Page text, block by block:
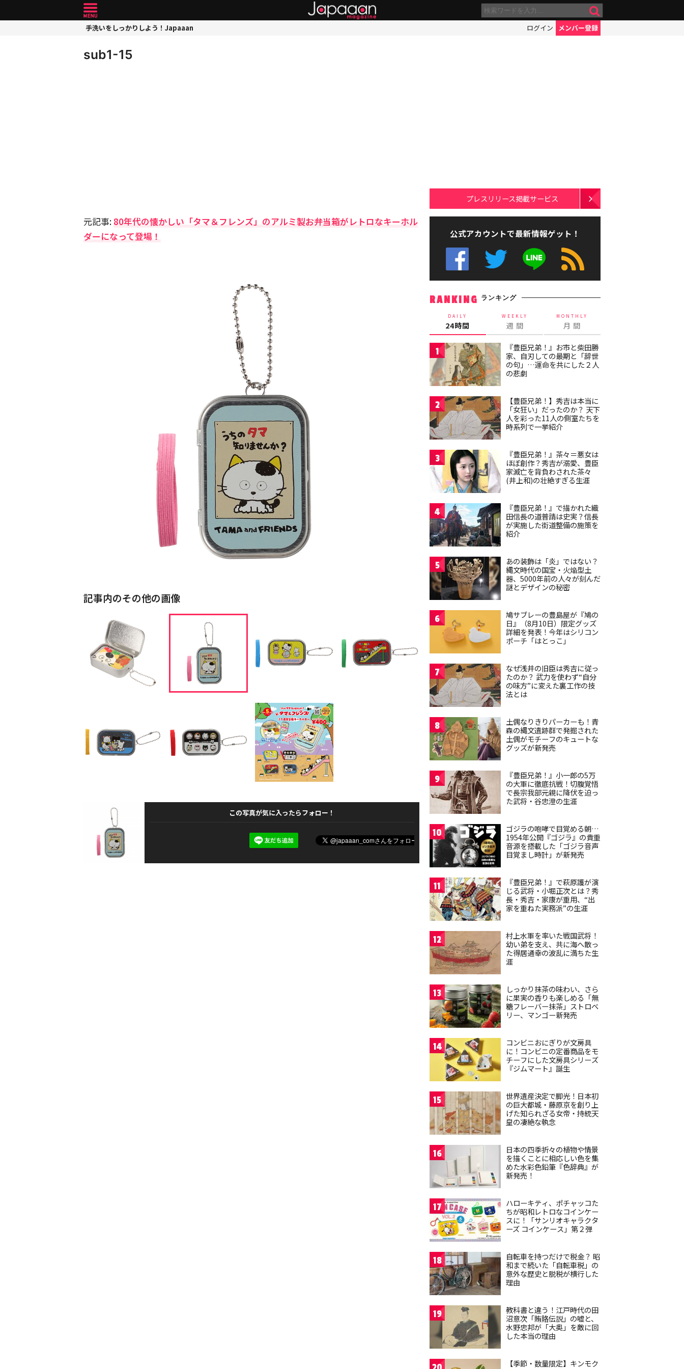
手洗いをしっかりしよう！Japaaan ログイン メンバー登録
sub1-15
元記事: 80年代の懐かしい「タマ＆フレンズ」のアルミ製お弁当箱がレトロなキーホル
ダーになって登場！
記事内のその他の画像
この写真が気に入ったらフォロー！
プレスリリース掲載サービス
公式アカウントで最新情報ゲット！
RANKING ランキング
DAILY
24時間
WEEKLY
週 間
MONTHLY
月 間
1
『豊臣兄弟！』お市と柴田勝
家、自刃しての最期と「辞世
の句」…運命を共にした２人
の悲劇
2
【豊臣兄弟！】秀吉は本当に
「女狂い」だったのか？ 天下
人を彩った11人の側室たちを
時系列で一挙紹介
3
『豊臣兄弟！』茶々＝悪女は
ほぼ創作？秀吉が溺愛、豊臣
家滅亡を背負わされた茶々
(井上和)の壮絶すぎる生涯
4
『豊臣兄弟！』で描かれた織
田信長の道普請は史実？信長
が実施した街道整備の施策を
紹介
5
あの装飾は「炎」ではない？
縄文時代の国宝・火焔型土
器、5000年前の人々が刻んだ
謎とデザインの秘密
6
鳩サブレーの豊島屋が『鳩の
日』（8月10日）限定グッズ
詳細を発表！今年はシリコン
ポーチ「はとっこ」
7
なぜ浅井の旧臣は秀吉に従っ
たのか？ 武力を使わず“自分
の味方”に変えた裏工作の技
法とは
8
土偶なりきりパーカーも！青
森の縄文遺跡群で発掘された
土偶がモチーフのキュートな
グッズが新発売
9
『豊臣兄弟！』小一郎の5万
の大軍に徹底抗戦！切腹覚悟
で長宗我部元親に降伏を迫っ
た武将・谷忠澄の生涯
10
ゴジラの咆哮で目覚める朝…
1954年公開『ゴジラ』の貴重
音源を搭載した「ゴジラ音声
目覚まし時計」が新発売
11
『豊臣兄弟！』で萩原護が演
じる武将・小堀正次とは？秀
長・秀吉・家康が重用、“出
家を重ねた実務派”の生涯
12
村上水軍を率いた戦国武将！
幼い弟を支え、共に海へ散っ
た得居通幸の波乱に満ちた生
涯
13
しっかり抹茶の味わい、さら
に果実の香りも楽しめる「無
糖フレーバー抹茶」ストロベ
リー、マンゴー新発売
14
コンビニおにぎりが文房具
に！コンビニの定番商品をモ
チーフにした文房具シリーズ
『ジムマート』誕生
15
世界遺産決定で脚光！日本初
の巨大都城・藤原京を創り上
げた知られざる女帝・持統天
皇の凄絶な執念
16
日本の四季折々の植物や情景
を描くことに相応しい色を集
めた水彩色鉛筆『色辞典』が
新発売！
17
ハローキティ、ポチャッコた
ちが昭和レトロなコインケー
スに！「サンリオキャラクタ
ーズ コインケース」第２弾
18
自転車を持つだけで税金？ 昭
和まで続いた「自転車税」の
意外な歴史と脱税が横行した
理由
19
教科書と違う！江戸時代の田
沼意次「賄賂伝説」の嘘と、
水野忠邦が「大奥」を敵に回
した本当の理由
【季節・数量限定】キンモク